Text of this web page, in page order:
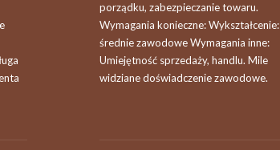
porządku, zabezpieczanie towaru.
Wymagania konieczne: Wykształcenie:
średnie zawodowe Wymagania inne:
Umiejętność sprzedaży, handlu. Mile
widziane doświadczenie zawodowe.